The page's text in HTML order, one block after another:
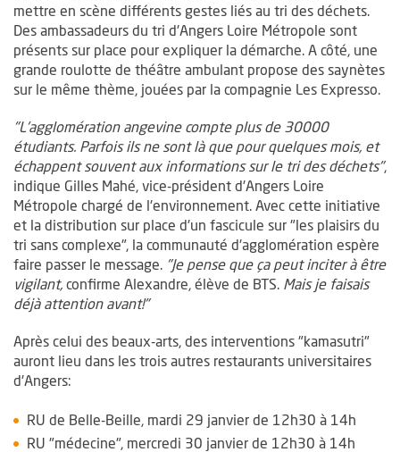
mettre en scène différents gestes liés au tri des déchets.
Des ambassadeurs du tri d'Angers Loire Métropole sont
présents sur place pour expliquer la démarche. A côté, une
grande roulotte de théâtre ambulant propose des saynètes
sur le même thème, jouées par la compagnie Les Expresso.
"L'agglomération angevine compte plus de 30000
étudiants. Parfois ils ne sont là que pour quelques mois, et
échappent souvent aux informations sur le tri des déchets",
indique Gilles Mahé, vice-président d'Angers Loire
Métropole chargé de l'environnement. Avec cette initiative
et la distribution sur place d'un fascicule sur "les plaisirs du
tri sans complexe", la communauté d'agglomération espère
faire passer le message. "Je pense que ça peut inciter à être
vigilant, confirme Alexandre, élève de BTS. Mais je faisais
déjà attention avant!"
Après celui des beaux-arts, des interventions "kamasutri"
auront lieu dans les trois autres restaurants universitaires
d'Angers:
RU de Belle-Beille, mardi 29 janvier de 12h30 à 14h
RU "médecine", mercredi 30 janvier de 12h30 à 14h